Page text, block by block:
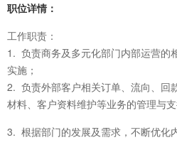
职位详情：
工作职责：
1. 负责商务及多元化部门内部运营的
实施；
2. 负责外部客户相关订单、流向、回
材料、客户资料维护等业务的管理与
3. 根据部门的发展及需求，不断优化